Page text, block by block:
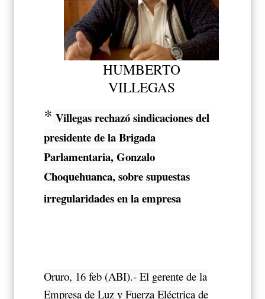
HUMBERTO
VILLEGAS
* Villegas rechazó sindicaciones del
presidente de la Brigada
Parlamentaria, Gonzalo
Choquehuanca, sobre supuestas
irregularidades en la empresa
Oruro, 16 feb (ABI).- El gerente de la
Empresa de Luz y Fuerza Eléctrica de